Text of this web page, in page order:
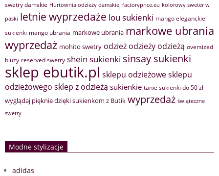
swetry damskie Hurtownia odzieży damskiej factoryprice.eu kolorowy sweter w
paski letnie wyprzedaże lou sukienki mango eleganckie
sukienki mango ubrania markowe ubrania markowe ubrania
wyprzedaż mohito swetry odzież odzieży odzieżą oversized
bluzy reserved swetry shein sukienki sinsay sukienki
sklep ebutik.pl sklepu odzieżowesklepu
odzieżowego sklep z odzieżą sukienkie tanie sukienki do 50 zł
wyglądaj pięknie dzięki sukienkom z Butik wyprzedaż świąteczne
swetry
Modne stylizacje
adidas